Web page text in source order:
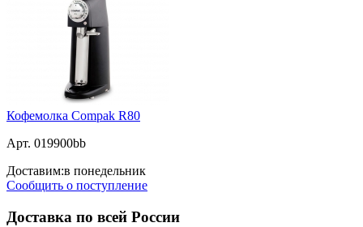
Кофемолка Compak R80
Арт. 019900bb
Доставим:в понедельник
Сообщить о поступление
Доставка по всей России